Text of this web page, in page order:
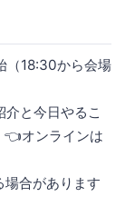
（18:30から会場
と今日やるこ
👈オンラインは
合があります